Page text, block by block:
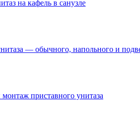
на кафель в санузле
— обычного, напольного и
приставного унитаза